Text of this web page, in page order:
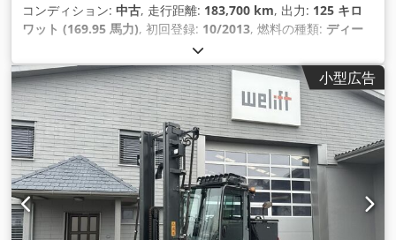
コンディション: 中古, 走行距離: 183,700 km, 出力: 125 キロ
ワット (169.95 馬力), 初回登録: 10/2013, 燃料の種類: ディー
3,525 kg（キログラム）
ログラム）, タイヤサイズ:225/75 R16, アクスル構成:4x2, ホ
イールベース:3,750 mm, 色:白色, 変速方式: 機械式 , 排出クラ
ス:ユーロ5, サスペンション:鋼, 積載スペース容量:3 m³, 荷室
長:3,100 mm, 荷室幅:2,230 mm, 荷室高:400 mm, 座席数:
5, 装備:ABS（アンチロック・ブレーキ・システム）, デファレ
ンシャルロック, トラクションコントロール,
小型広告